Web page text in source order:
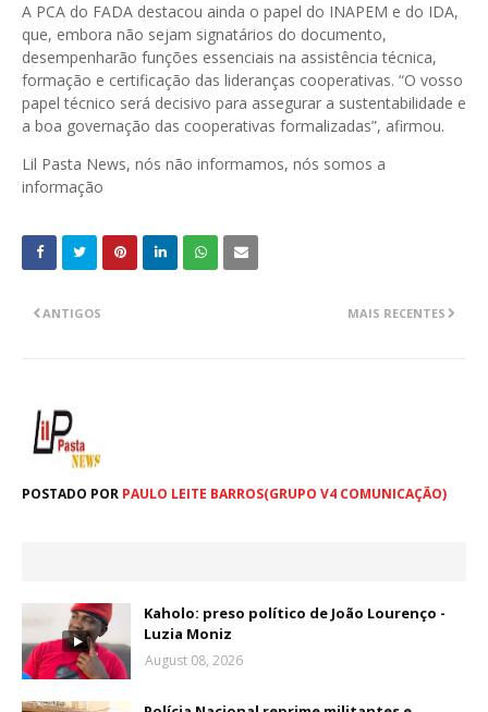
A PCA do FADA destacou ainda o papel do INAPEM e do IDA,
que, embora não sejam signatários do documento,
desempenharão funções essenciais na assistência técnica,
formação e certificação das lideranças cooperativas. “O vosso
papel técnico será decisivo para assegurar a sustentabilidade e
a boa governação das cooperativas formalizadas”, afirmou.
Lil Pasta News, nós não informamos, nós somos a
informação
MAIS RECENTES
ANTIGOS
POSTADO POR PAULO LEITE BARROS(GRUPO V4 COMUNICAÇÃO)
Kaholo: preso político de João Lourenço -
Luzia Moniz
August 08, 2026